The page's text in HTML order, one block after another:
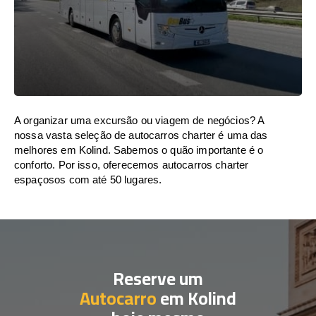
A organizar uma excursão ou viagem de negócios? A
nossa vasta seleção de autocarros charter é uma das
melhores em Kolind. Sabemos o quão importante é o
conforto. Por isso, oferecemos autocarros charter
espaçosos com até 50 lugares.
Reserve um
Autocarroem Kolind